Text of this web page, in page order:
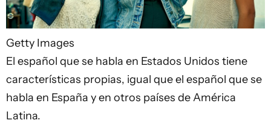
Getty Images
El español que se habla en Estados Unidos tiene
características propias, igual que el español que se
habla en España y en otros países de América
Latina.